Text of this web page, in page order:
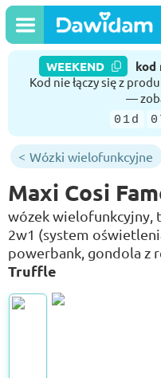
WEEKEND kod
Kod nie łączy się z
—
01d
Wózki wielofunkcyjne
Maxi Cosi
wózek wielofunkcyjny,
2w1 (system
powerbank, gondola z
Truffle